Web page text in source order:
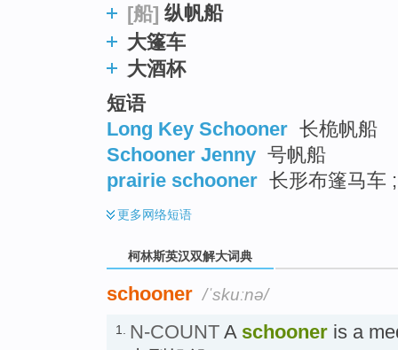
[船] 纵帆船
大篷车
大酒杯
短语
Long Key Schooner 长桅帆船
Schooner Jenny 号帆船
prairie schooner 长形布篷马车
更多网络短语
柯林斯英汉双解大词典
schooner /ˈskuːnə/
1. N-COUNT A schooner is a